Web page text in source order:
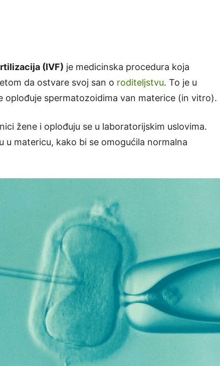
(IVF) je medicinska procedura koja
da ostvare svoj san o roditeljstvu. To je u
oplođuje spermatozoidima van materice (in vitro).
žene i oplođuju se u laboratorijskim uslovima.
u matericu, kako bi se omogućila normalna